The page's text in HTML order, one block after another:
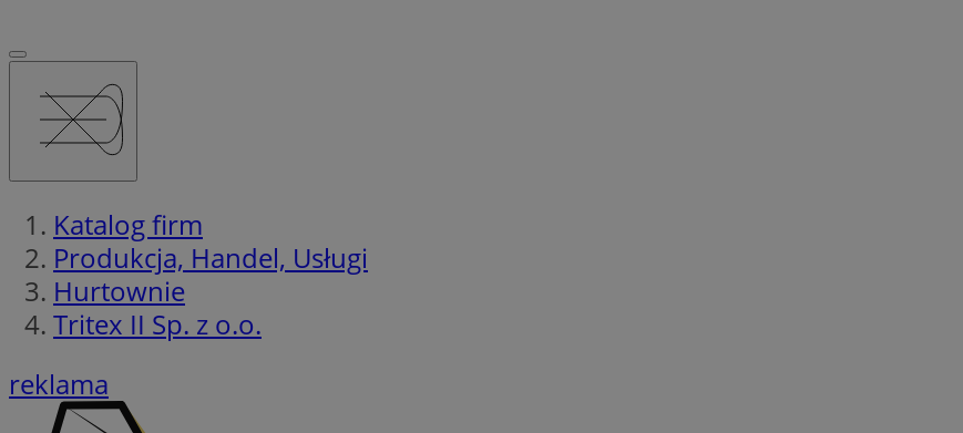
Katalog firm
Produkcja, Handel, Usługi
Hurtownie
Tritex II Sp. z o.o.
reklama